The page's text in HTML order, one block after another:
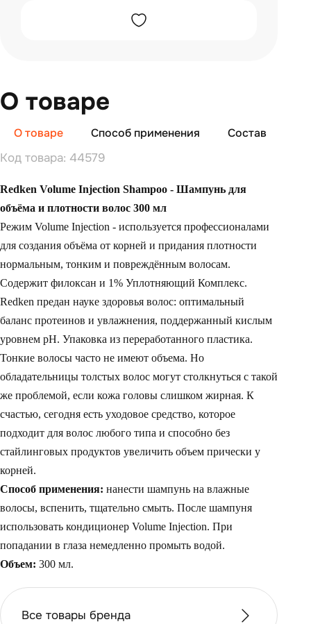
О товаре
О товаре Способ применения Состав
Код товара: 44579
Redken Volume Injection Shampoo - Шампунь для
объёма и плотности волос 300 мл
Режим Volume Injection - используется профессионалами
для создания объёма от корней и придания плотности
нормальным, тонким и повреждённым волосам.
Содержит филоксан и 1% Уплотняющий Комплекс.
Redken предан науке здоровья волос: оптимальный
баланс протеинов и увлажнения, поддержанный кислым
уровнем pH. Упаковка из переработанного пластика.
Тонкие волосы часто не имеют объема. Но
обладательницы толстых волос могут столкнуться с такой
же проблемой, если кожа головы слишком жирная. К
счастью, сегодня есть уходовое средство, которое
подходит для волос любого типа и способно без
стайлинговых продуктов увеличить объем прически у
корней.
Способ применения: нанести шампунь на влажные
волосы, вспенить, тщательно смыть. После шампуня
использовать кондиционер Volume Injection. При
попадании в глаза немедленно промыть водой.
Объем: 300 мл.
Все товары бренда